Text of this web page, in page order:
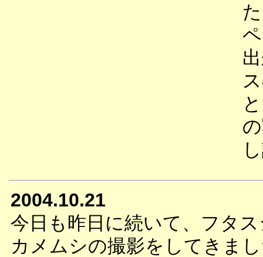
2004.10.21
今日も昨日に続いて、フタ
カメムシの撮影をしてきま